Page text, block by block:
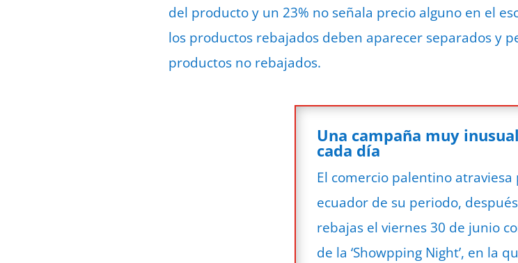
del producto y un 23% no señala precio alguno en el
los productos rebajados deben aparecer separados y
productos no rebajados.
Una campaña muy
cada día
El comercio palentino
ecuador de su periodo,
rebajas el viernes 30 de junio
de la ‘Showpping Night’, en la